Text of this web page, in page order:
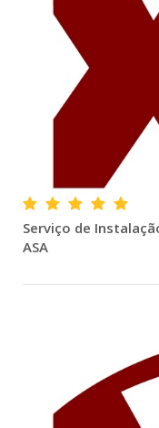
Serviço de
ASA